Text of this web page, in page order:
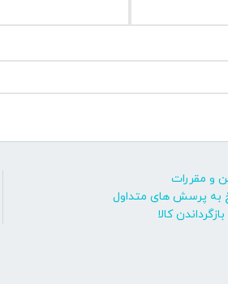
و مقررات
به پرسش های متداول
کالا